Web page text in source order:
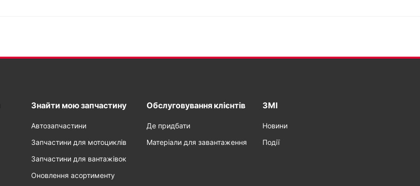
Знайти мою запчастину
Автозапчастини
Запчастини для мотоциклів
Запчастини для вантажівок
Оновлення асортименту
Обслуговування клієнтів
Де придбати
Матеріали для завантаження
ЗМІ
Новини
Події